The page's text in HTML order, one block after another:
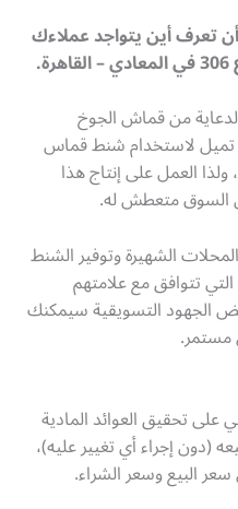
تعرف أين يتواجد عملاءك
من قماش الجوخ
تميل لاستخدام شنط قماس
العمل على إنتاج هذا
السوق متعطش له.
الشهيرة وتوفير الشنط
تتوافق مع علامتهم
الجهود التسويقية سيمكنك
مستمر.
تحقيق العوائد المادية
(دون إجراء أي تغيير عليه)،
البيع وسعر الشراء.